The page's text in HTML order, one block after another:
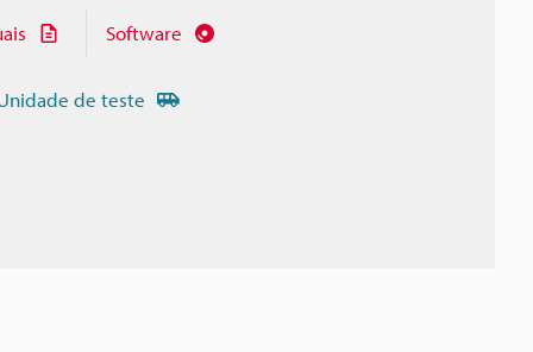
Software
de teste